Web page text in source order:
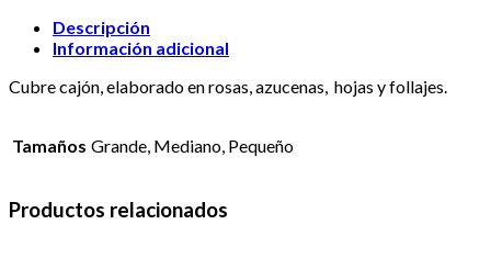
Descripción
Información adicional
Cubre cajón, elaborado en rosas, azucenas, hojas y follajes.
Tamaños Grande, Mediano, Pequeño
Productos relacionados